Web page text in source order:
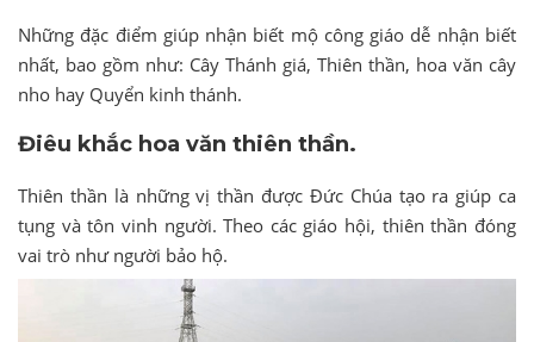
Những đặc điểm giúp nhận biết mộ công giáo dễ nhận biết
nhất, bao gồm như: Cây Thánh giá, Thiên thần, hoa văn cây
nho hay Quyển kinh thánh.
Điêu khắc hoa văn thiên thần.
Thiên thần là những vị thần được Đức Chúa tạo ra giúp ca
tụng và tôn vinh người. Theo các giáo hội, thiên thần đóng
vai trò như người bảo hộ.